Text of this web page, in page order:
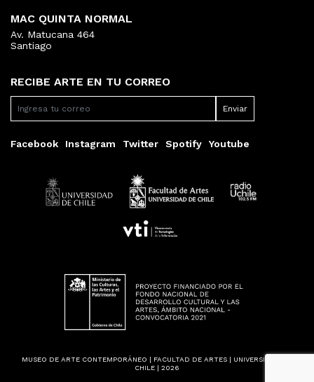
RECIBE ARTE EN TU CORREO
Facebook Instagram Twitter Spotify Youtube
MAC QUINTA NORMAL
Av. Matucana 464
Santiago
MUSEO DE ARTE CONTEMPORÁNEO | FACULTAD DE ARTES | UNIVERSIDAD DE
CHILE | 2026